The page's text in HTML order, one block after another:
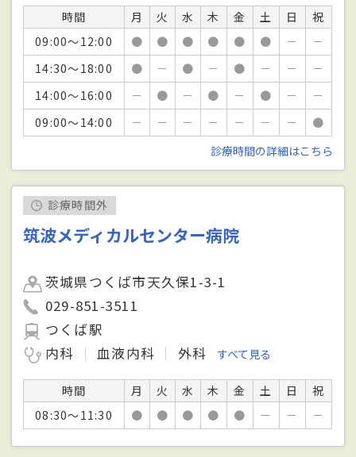
時間 月 火 水 木 金 土 日
祝
09:00～12:00
● ● ● ● ● ● －
－
14:30～18:00
● － ● － ● － －
－
14:00～16:00
－ ● － ● － ● －
－
09:00～14:00
－ － － － － － －
●
診療時間の詳細はこちら
診療時間外
筑波メディカルセンター病院
茨城県つくば市天久保1-3-1
029-851-3511
つくば駅
内科
血液内科 外科 すべて見る
時間 月 火 水 木 金 土 日
祝
08:30～11:30
● ● ● ● ● － － －